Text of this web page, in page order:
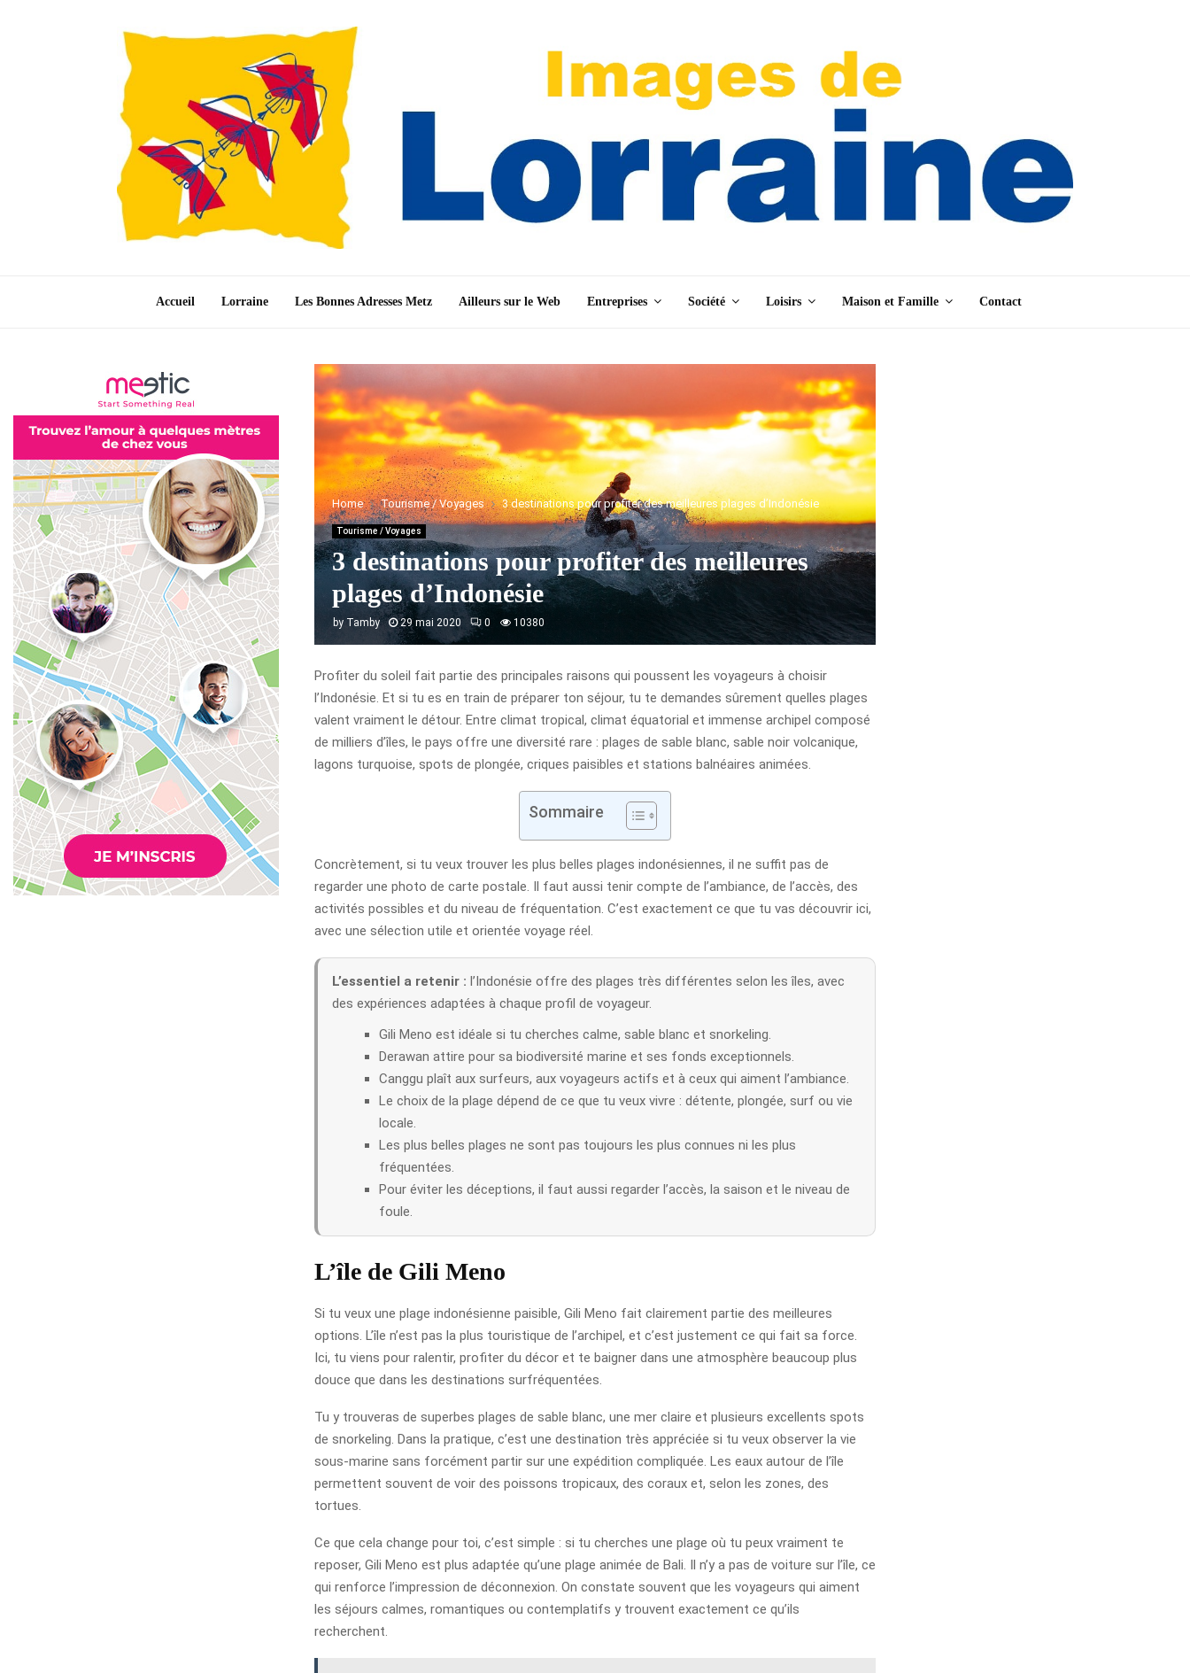
Accueil Lorraine Les Bonnes Adresses Metz Ailleurs sur le Web Entreprises Société Loisirs Maison et Famille Contact
Home Tourisme / Voyages 3 destinations pour profiter des meilleures plages d’Indonésie
Tourisme / Voyages
3 destinations pour profiter des meilleures
plages d’Indonésie
by Tamby 29 mai 2020 0 10380
Profiter du soleil fait partie des principales raisons qui poussent les voyageurs à choisir
l’Indonésie. Et si tu es en train de préparer ton séjour, tu te demandes sûrement quelles plages
valent vraiment le détour. Entre climat tropical, climat équatorial et immense archipel composé
de milliers d’îles, le pays offre une diversité rare : plages de sable blanc, sable noir volcanique,
lagons turquoise, spots de plongée, criques paisibles et stations balnéaires animées.
Sommaire
Concrètement, si tu veux trouver les plus belles plages indonésiennes, il ne suffit pas de
regarder une photo de carte postale. Il faut aussi tenir compte de l’ambiance, de l’accès, des
activités possibles et du niveau de fréquentation. C’est exactement ce que tu vas découvrir ici,
avec une sélection utile et orientée voyage réel.
L’essentiel a retenir : l’Indonésie offre des plages très différentes selon les îles, avec
des expériences adaptées à chaque profil de voyageur.
Gili Meno est idéale si tu cherches calme, sable blanc et snorkeling.
Derawan attire pour sa biodiversité marine et ses fonds exceptionnels.
Canggu plaît aux surfeurs, aux voyageurs actifs et à ceux qui aiment l’ambiance.
Le choix de la plage dépend de ce que tu veux vivre : détente, plongée, surf ou vie
locale.
Les plus belles plages ne sont pas toujours les plus connues ni les plus
fréquentées.
Pour éviter les déceptions, il faut aussi regarder l’accès, la saison et le niveau de
foule.
L’île de Gili Meno
Si tu veux une plage indonésienne paisible, Gili Meno fait clairement partie des meilleures
options. L’île n’est pas la plus touristique de l’archipel, et c’est justement ce qui fait sa force.
Ici, tu viens pour ralentir, profiter du décor et te baigner dans une atmosphère beaucoup plus
douce que dans les destinations surfréquentées.
Tu y trouveras de superbes plages de sable blanc, une mer claire et plusieurs excellents spots
de snorkeling. Dans la pratique, c’est une destination très appréciée si tu veux observer la vie
sous-marine sans forcément partir sur une expédition compliquée. Les eaux autour de l’île
permettent souvent de voir des poissons tropicaux, des coraux et, selon les zones, des
tortues.
Ce que cela change pour toi, c’est simple : si tu cherches une plage où tu peux vraiment te
reposer, Gili Meno est plus adaptée qu’une plage animée de Bali. Il n’y a pas de voiture sur l’île, ce
qui renforce l’impression de déconnexion. On constate souvent que les voyageurs qui aiment
les séjours calmes, romantiques ou contemplatifs y trouvent exactement ce qu’ils
recherchent.